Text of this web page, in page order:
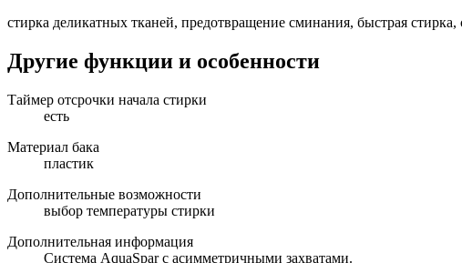
стирка деликатных тканей, предотвращение сминания, быстрая
Другие функции и особенности
Таймер отсрочки начала стирки
есть
Материал бака
пластик
Дополнительные возможности
выбор температуры стирки
Дополнительная информация
Система AquaSpar с асимметричными захватами.